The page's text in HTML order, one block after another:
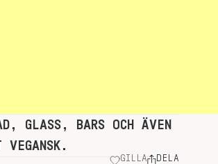
GLASS, BARS OCH ÄVEN
VEGANSK.
GILLA DELA